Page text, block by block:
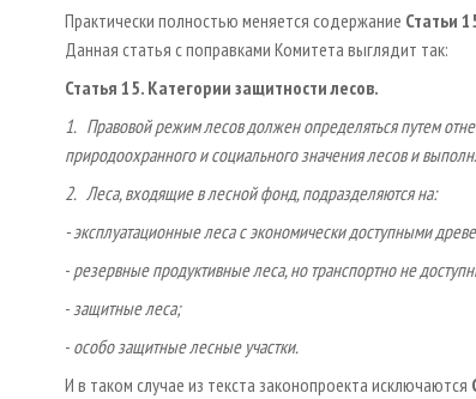
Практически полностью меняется содержание Статьи
Данная статья с поправками Комитета выглядит так:
Статья 15. Категории защитности лесов.
1. Правовой режим лесов должен определяться путем
природоохранного и социального значения лесов и
2. Леса, входящие в лесной фонд, подразделяются на:
- эксплуатационные леса с экономически доступными
- резервные продуктивные леса, но транспортно не
- защитные леса;
- особо защитные лесные участки.
И в таком случае из текста законопроекта исключаются